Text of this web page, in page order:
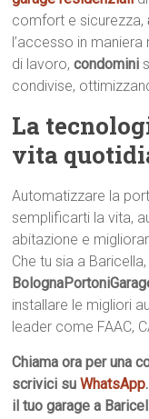
comfort e sicurezza,
l’accesso in
di lavoro,condomini
condivise,
La
vita
Automatizzare la
semplificarti la vita,
abitazione e
Che tu sia a
installare le migliori
leader come FAAC,
Chiama ora per una
scrivici suWhatsApp
il tuo garage a